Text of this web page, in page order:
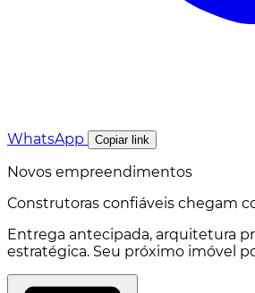
WhatsApp Copiar link
Novos empreendimentos
Construtoras confiáveis chegam
Entrega antecipada, arquitetura
estratégica. Seu próximo imóvel